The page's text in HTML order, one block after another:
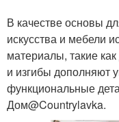
В качестве основы
искусства и мебели
материалы, такие
и изгибы дополняют
функциональные
Дом@Countrylavka.